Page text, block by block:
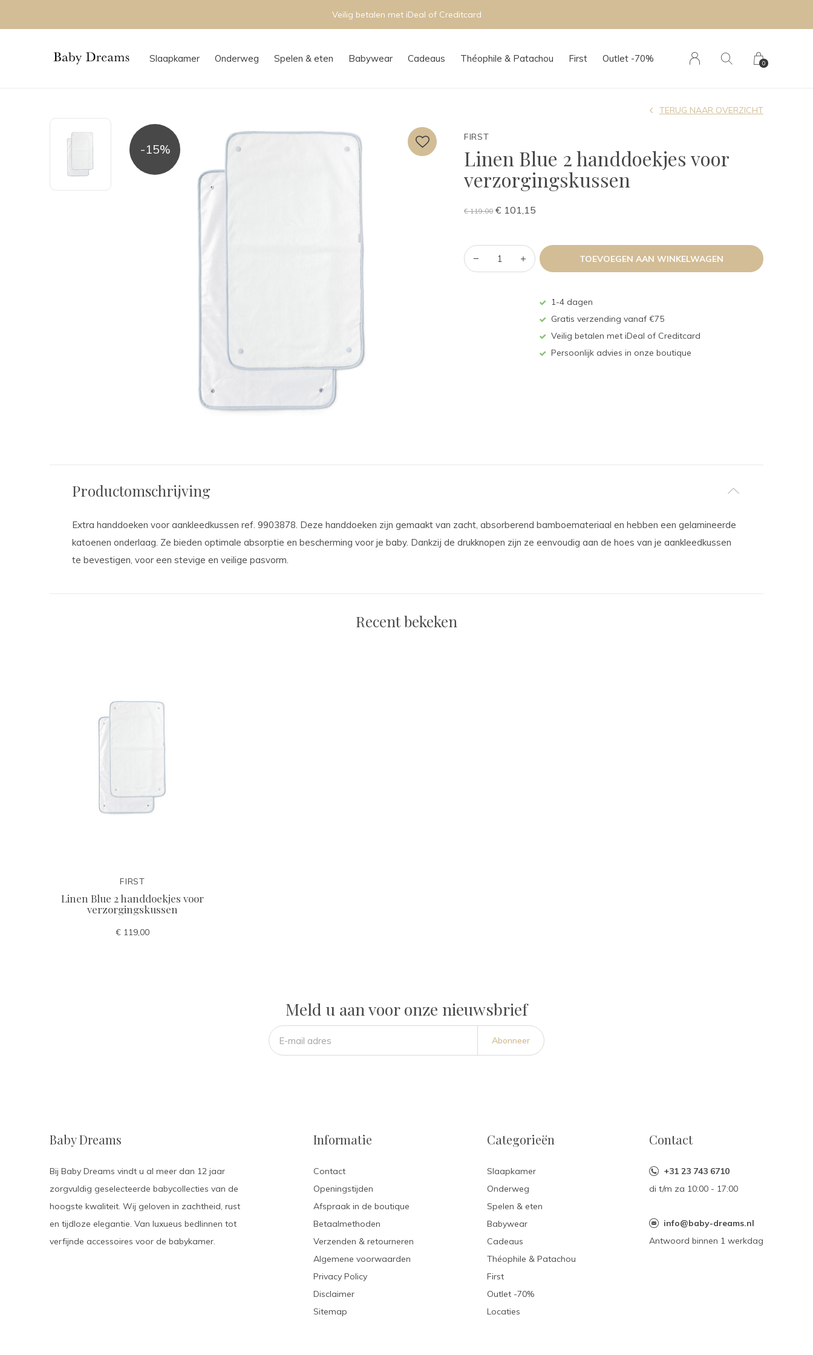
Slaapkamer Onderweg Spelen & eten Babywear Cadeaus Théophile & Patachou First Outlet -70% 0
Veilig betalen met iDeal of Creditcard
-15%
FIRST
Linen Blue 2 handdoekjes voor
verzorgingskussen
TERUG NAAR OVERZICHT
€ 119,00 € 101,15
TOEVOEGEN AAN WINKELWAGEN
1-4 dagen
Gratis verzending vanaf €75
Veilig betalen met iDeal of Creditcard
Persoonlijk advies in onze boutique
Productomschrijving
Extra handdoeken voor aankleedkussen ref. 9903878. Deze handdoeken zijn gemaakt van zacht, absorberend bamboemateriaal en hebben een gelamineerde
katoenen onderlaag. Ze bieden optimale absorptie en bescherming voor je baby. Dankzij de drukknopen zijn ze eenvoudig aan de hoes van je aankleedkussen
te bevestigen, voor een stevige en veilige pasvorm.
Recent bekeken
FIRST
Linen Blue 2 handdoekjes voor
verzorgingskussen
€ 119,00
Meld u aan voor onze nieuwsbrief
Abonneer
Baby Dreams
Bij Baby Dreams vindt u al meer dan 12 jaar
zorgvuldig geselecteerde babycollecties van de
hoogste kwaliteit. Wij geloven in zachtheid, rust
en tijdloze elegantie. Van luxueus bedlinnen tot
verfijnde accessoires voor de babykamer.
Informatie
Contact
Openingstijden
Afspraak in de boutique
Betaalmethoden
Verzenden & retourneren
Algemene voorwaarden
Privacy Policy
Disclaimer
Sitemap
Categorieën
Slaapkamer
Onderweg
Spelen & eten
Babywear
Cadeaus
Théophile & Patachou
First
Outlet -70%
Locaties
Contact
+31 23 743 6710
di t/m za 10:00 - 17:00
info@baby-dreams.nl
Antwoord binnen 1 werkdag